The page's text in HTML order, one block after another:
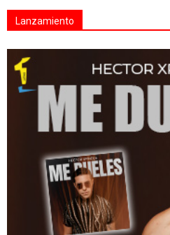
Lanzamiento